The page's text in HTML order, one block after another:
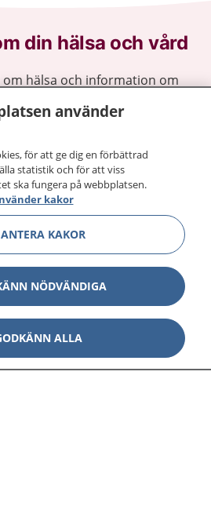
din hälsa och vård
om hälsa och information om
journal och göra dina
1177 för
runt.
vill må bättre.
Visa
Visa
Visa
använder
för att ge dig en förbättrad
statistik och för att viss
ska fungera på webbplatsen.
kakor
KAKOR
NÖDVÄNDIGA
ALLA